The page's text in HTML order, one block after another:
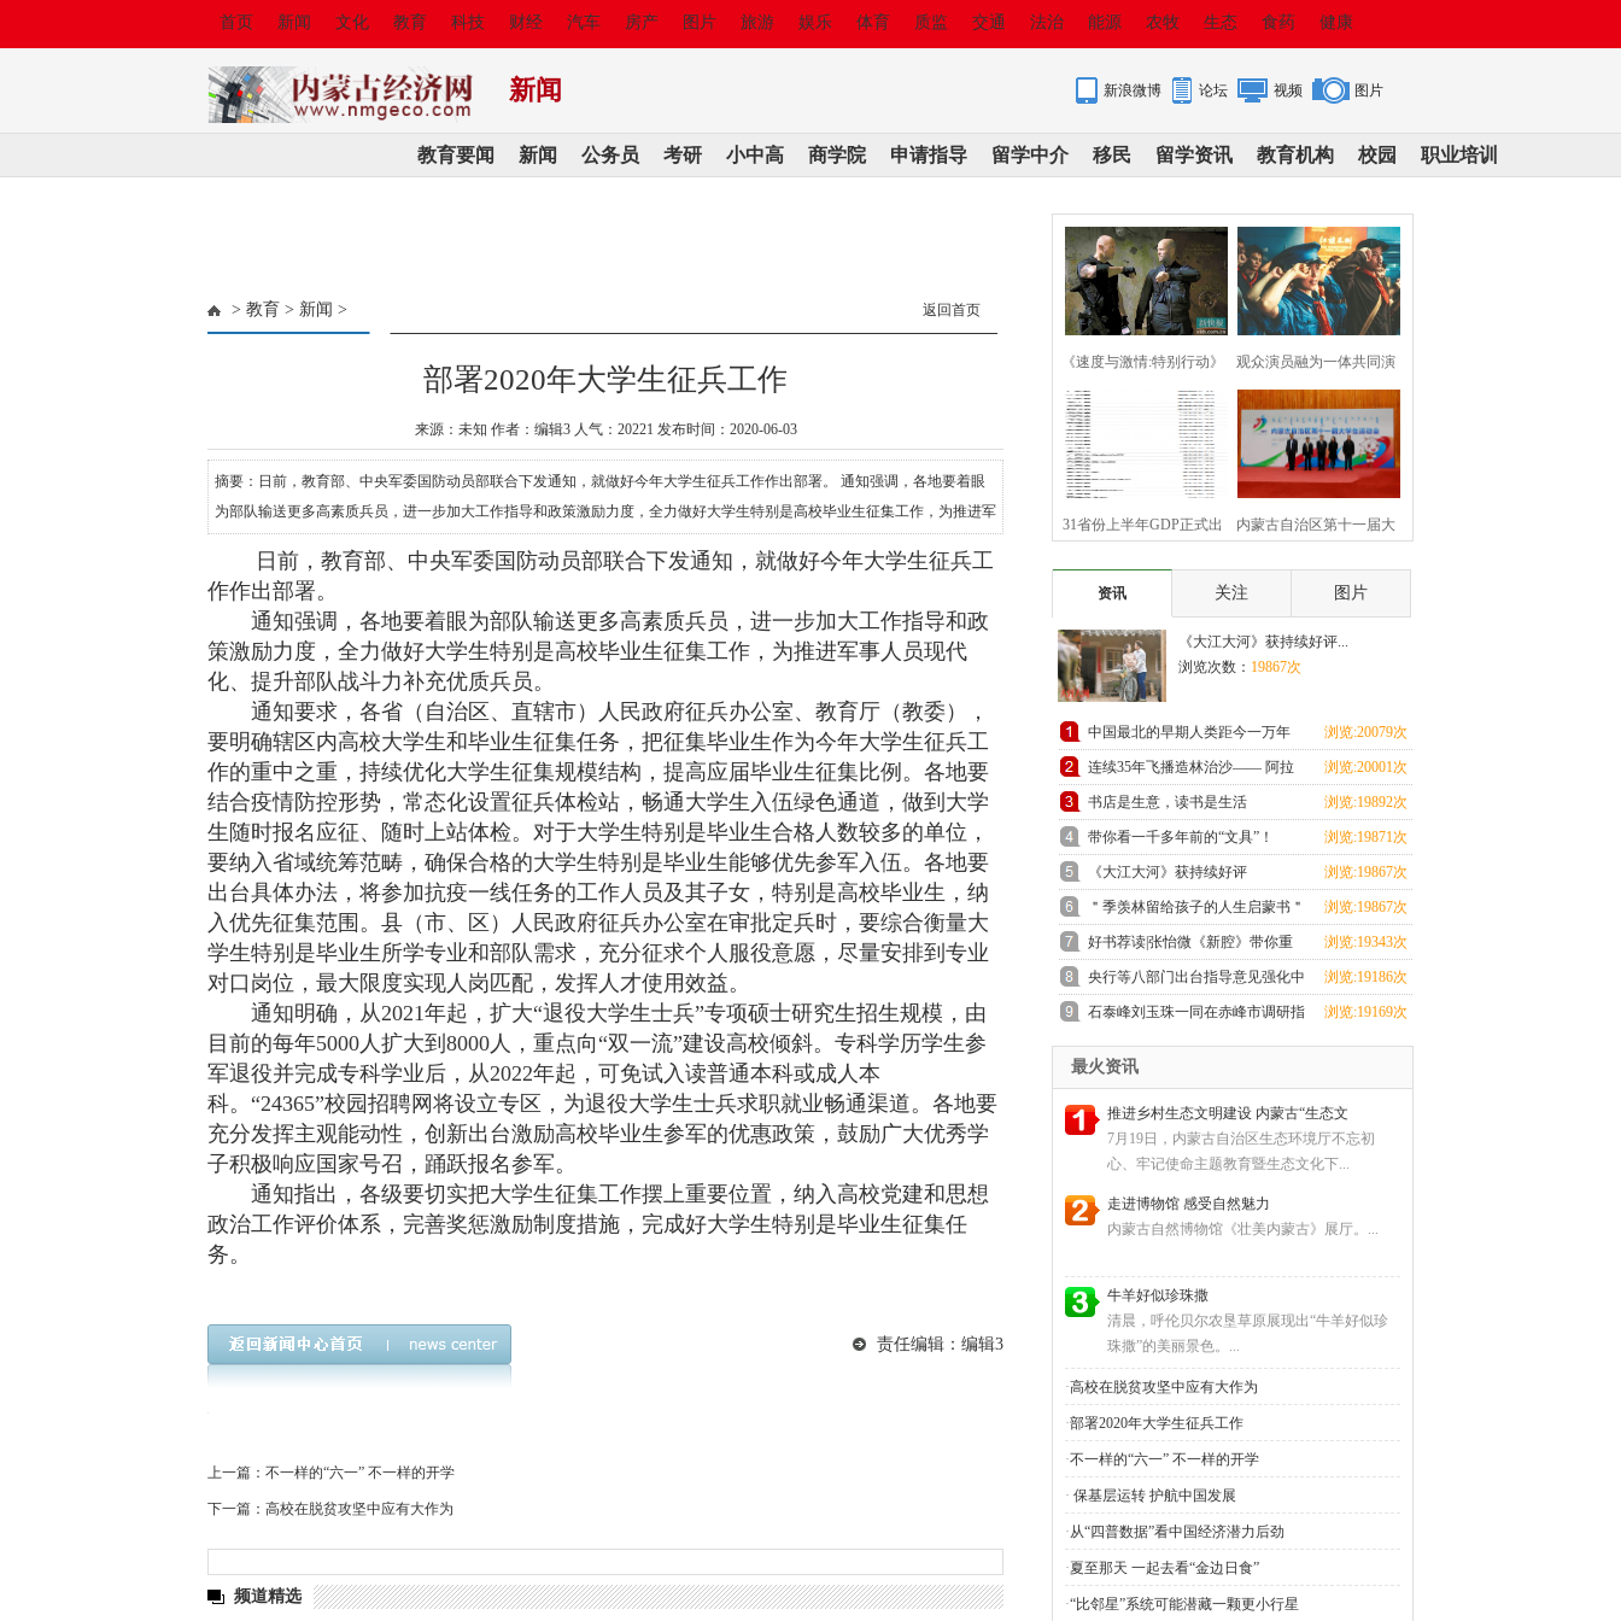
首页 新闻 文化 教育 科技 财经 汽车 房产 图片 旅游 娱乐 体育 质监 交通 法治 能源 农牧 生态 食药 健康
新闻 新浪微博 论坛 视频 图片
教育要闻 新闻 公务员 考研 小中高 商学院 申请指导 留学中介 移民 留学资讯 教育机构 校园 职业培训
> 教育 > 新闻 > 返回首页
部署2020年大学生征兵工作
来源：未知 作者：编辑3 人气： 20221 发布时间：2020-06-03
摘要：日前，教育部、中央军委国防动员部联合下发通知，就做好今年大学生征兵工作作出部署。 通知强调，各地要着眼
为部队输送更多高素质兵员，进一步加大工作指导和政策激励力度，全力做好大学生特别是高校毕业生征集工作，为推进军
日前，教育部、中央军委国防动员部联合下发通知，就做好今年大学生征兵工
作作出部署。
通知强调，各地要着眼为部队输送更多高素质兵员，进一步加大工作指导和政
策激励力度，全力做好大学生特别是高校毕业生征集工作，为推进军事人员现代
化、提升部队战斗力补充优质兵员。
通知要求，各省（自治区、直辖市）人民政府征兵办公室、教育厅（教委），
要明确辖区内高校大学生和毕业生征集任务，把征集毕业生作为今年大学生征兵工
作的重中之重，持续优化大学生征集规模结构，提高应届毕业生征集比例。各地要
结合疫情防控形势，常态化设置征兵体检站，畅通大学生入伍绿色通道，做到大学
生随时报名应征、随时上站体检。对于大学生特别是毕业生合格人数较多的单位，
要纳入省域统筹范畴，确保合格的大学生特别是毕业生能够优先参军入伍。各地要
出台具体办法，将参加抗疫一线任务的工作人员及其子女，特别是高校毕业生，纳
入优先征集范围。县（市、区）人民政府征兵办公室在审批定兵时，要综合衡量大
学生特别是毕业生所学专业和部队需求，充分征求个人服役意愿，尽量安排到专业
对口岗位，最大限度实现人岗匹配，发挥人才使用效益。
通知明确，从2021年起，扩大“退役大学生士兵”专项硕士研究生招生规模，由
目前的每年5000人扩大到8000人，重点向“双一流”建设高校倾斜。专科学历学生参
军退役并完成专科学业后，从2022年起，可免试入读普通本科或成人本
科。“24365”校园招聘网将设立专区，为退役大学生士兵求职就业畅通渠道。各地要
充分发挥主观能动性，创新出台激励高校毕业生参军的优惠政策，鼓励广大优秀学
子积极响应国家号召，踊跃报名参军。
通知指出，各级要切实把大学生征集工作摆上重要位置，纳入高校党建和思想
政治工作评价体系，完善奖惩激励制度措施，完成好大学生特别是毕业生征集任
务。
责任编辑：编辑3
上一篇： 不一样的“六一” 不一样的开学
下一篇： 高校在脱贫攻坚中应有大作为
频道精选
《速度与激情:特别行动》 观众演员融为一体共同演
活红色话剧
31省份上半年GDP正式出 内蒙古自治区第十一届大
资讯
关注 图片
《大江大河》获持续好评...
浏览次数： 19867次
中国最北的早期人类距今一万年 浏览:20079次
连续35年飞播造林治沙—— 阿拉
善呈现“绿带锁黄
浏览:20001次
书店是生意，读书是生活 浏览:19892次
带你看一千多年前的“文具”！ 浏览:19871次
《大江大河》获持续好评 浏览:19867次
＂季羡林留给孩子的人生启蒙书＂
系列图书上市
浏览:19867次
好书荐读|张怡微《新腔》带你重
拾文学经典
浏览:19343次
央行等八部门出台指导意见强化中
小微企业金融服
浏览:19186次
石泰峰刘玉珠一同在赤峰市调研指
导文物保护工作
浏览:19169次
最火资讯
推进乡村生态文明建设 内蒙古“生态文
7月19日，内蒙古自治区生态环境厅不忘初
心、牢记使命主题教育暨生态文化下...
走进博物馆 感受自然魅力
内蒙古自然博物馆《壮美内蒙古》展厅。...
牛羊好似珍珠撒
清晨，呼伦贝尔农垦草原展现出“牛羊好似珍
珠撒”的美丽景色。...
·高校在脱贫攻坚中应有大作为
·部署2020年大学生征兵工作
·不一样的“六一” 不一样的开学
· 保基层运转 护航中国发展
·从“四普数据”看中国经济潜力后劲
·夏至那天 一起去看“金边日食”
·“比邻星”系统可能潜藏一颗更小行星